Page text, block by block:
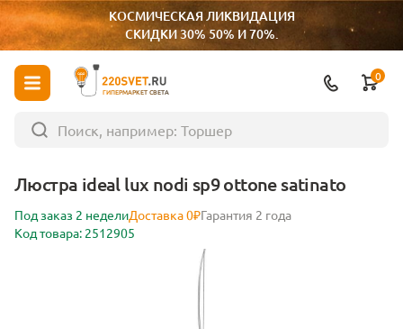
КОСМИЧЕСКАЯ ЛИКВИДАЦИЯ
СКИДКИ 30% 50% И 70%.
ГИПЕРМАРКЕТ СВЕТА
0
Люстра ideal lux nodi sp9 ottone satinato
Под заказ 2 неделиДоставка 0₽Гарантия 2 года
Код товара: 2512905